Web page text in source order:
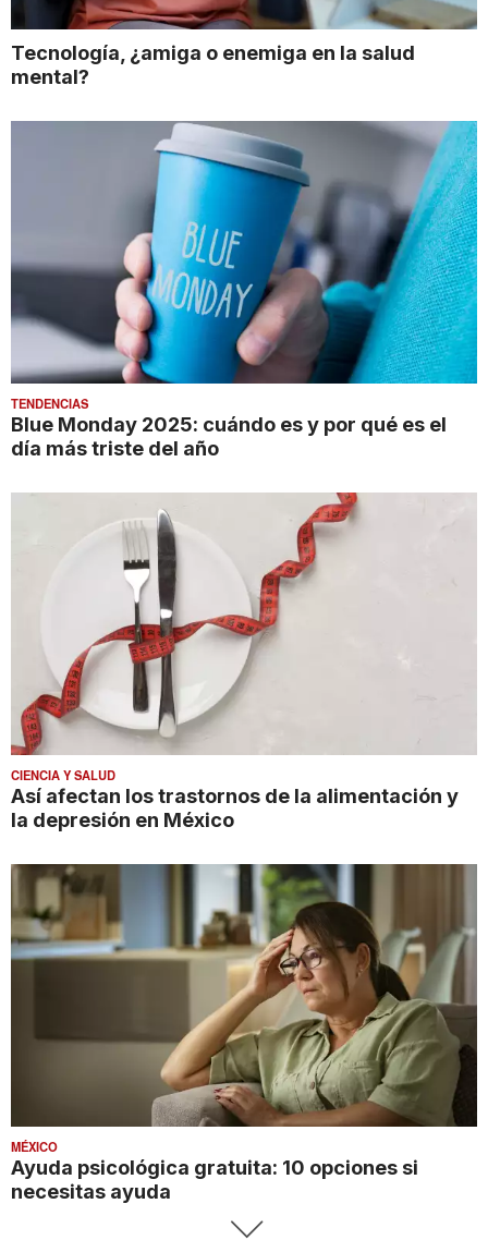
Tecnología, ¿amiga o enemiga en la salud
mental?
TENDENCIAS
Blue Monday 2025: cuándo es y por qué es el
día más triste del año
CIENCIA Y SALUD
Así afectan los trastornos de la alimentación y
la depresión en México
MÉXICO
Ayuda psicológica gratuita: 10 opciones si
necesitas ayuda